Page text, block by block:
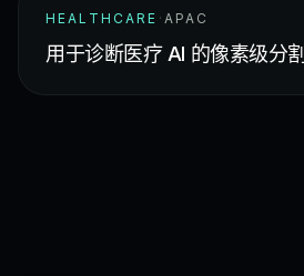
HEALTHCARE · APAC
用于诊断医疗 AI 的像素级分割